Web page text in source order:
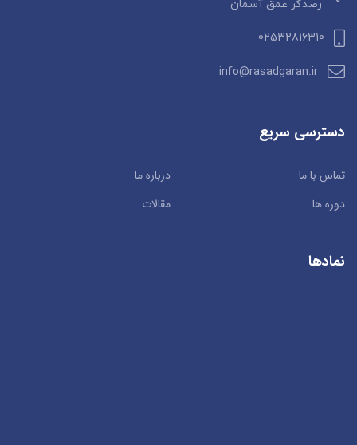
رصدگر عمق آسمان
02532816310
info@rasadgaran.ir
دسترسی سریع
تماس با ما
درباره ما
دوره ها
مقالات
نمادها